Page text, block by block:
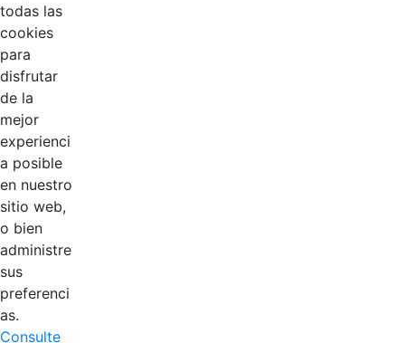
todas las
cookies
para
disfrutar
de la
mejor
experienci
a posible
en nuestro
sitio web,
o bien
administre
sus
preferenci
as.
Consulte